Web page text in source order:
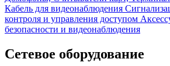
Кабель для видеонаблюдения
контроля и управления доступом
безопасности и видеонаблюдения
Сетевое оборудование